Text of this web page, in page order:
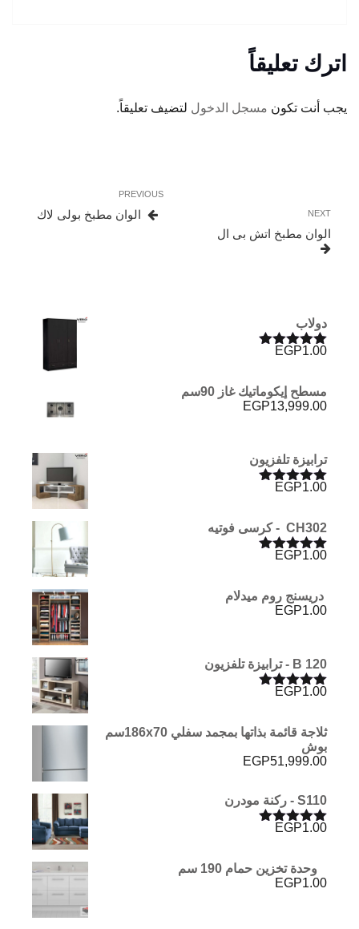
اترك تعليقاً
يجب أنت تكون مسجل الدخول لتضيف تعليقاً.
المقالات
Previous
Post
PREVIOUS
الوان مطبخ بولى لاك
Next
Post
NEXT
الوان مطبخ اتش بى ال
دولاب
تم التقييم
EGP1.00
مسطح إيكوماتيك غاز 90سم
EGP13,999.00
ترابيزة تلفزيون
تم التقييم
EGP1.00
CH302 - كرسى فوتيه
تم التقييم
EGP1.00
دريسنج روم ميدلام
EGP1.00
B 120 - ترابيزة تلفزيون
تم التقييم
EGP1.00
ثلاجة قائمة بذاتها بمجمد سفلي 186x70سم
بوش
EGP51,999.00
S110 - ركنة مودرن
تم التقييم
EGP1.00
وحدة تخزين حمام 190 سم
EGP1.00